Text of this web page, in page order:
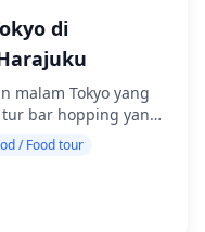
kami tidak dapat
mengakomodasi
Harajuku, dipenuhi
jalan sempit. Pada
pembeli dan
di sini
di
malam Tokyo yang
bar hopping yang
atas di
artistik Aoyama
kreatif, dan tempat
/ Food tour